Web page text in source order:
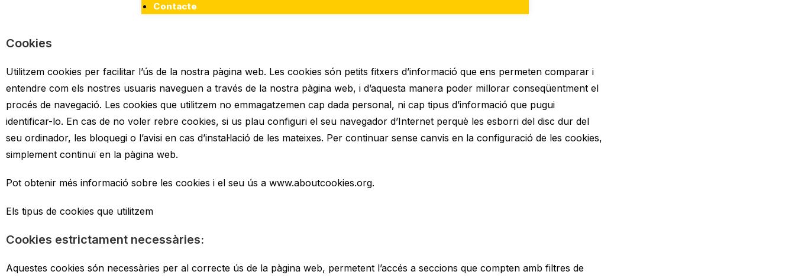
Contacte
Cookies
Utilitzem cookies per facilitar l’ús de la nostra pàgina web. Les cookies són petits fitxers d’informació que ens permeten comparar i
entendre com els nostres usuaris naveguen a través de la nostra pàgina web, i d’aquesta manera poder millorar conseqüentment el
procés de navegació. Les cookies que utilitzem no emmagatzemen cap dada personal, ni cap tipus d’informació que pugui
identificar-lo. En cas de no voler rebre cookies, si us plau configuri el seu navegador d’Internet perquè les esborri del disc dur del
seu ordinador, les bloquegi o l’avisi en cas d’instal·lació de les mateixes. Per continuar sense canvis en la configuració de les cookies,
simplement continuï en la pàgina web.
Pot obtenir més informació sobre les cookies i el seu ús a www.aboutcookies.org.
Els tipus de cookies que utilitzem
Cookies estrictament necessàries:
Aquestes cookies són necessàries per al correcte ús de la pàgina web, permetent l’accés a seccions que compten amb filtres de